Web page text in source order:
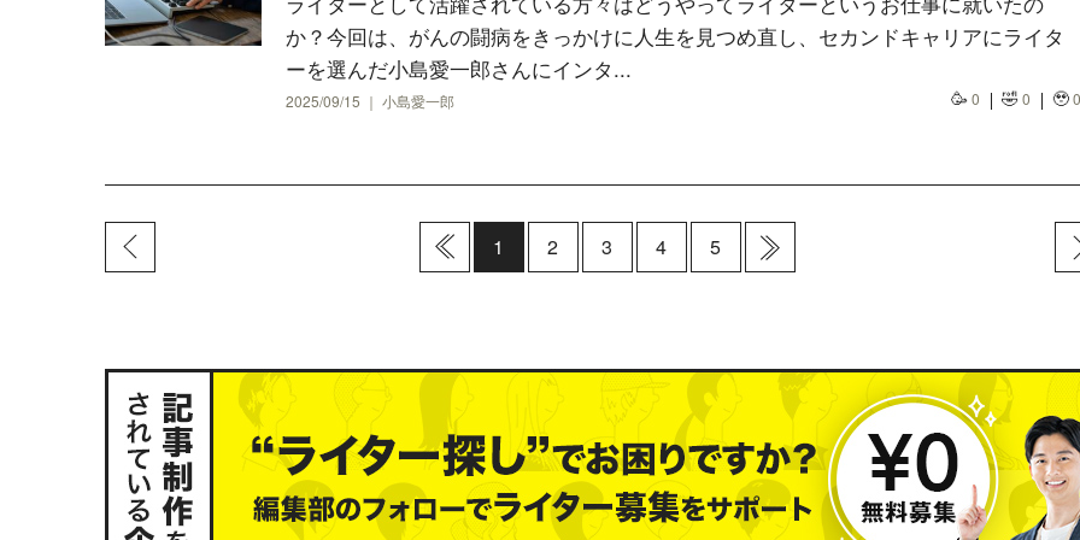
か？今回は、がんの闘病をきっかけに人生を見つめ直し、セカンドキャリアにライタ
ーを選んだ小島愛一郎さんにインタ...
2025/09/15 ｜ 小島愛一郎 🥳 0 🤣0 🥹0
1 2 3 4 5